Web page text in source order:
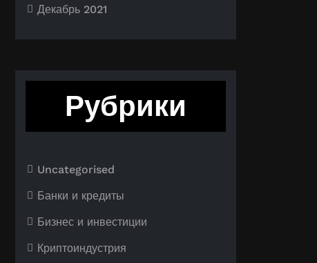
Декабрь 2021
Рубрики
Uncategorised
Банки и кредиты
Бизнес и инвестиции
Криптоиндустрия